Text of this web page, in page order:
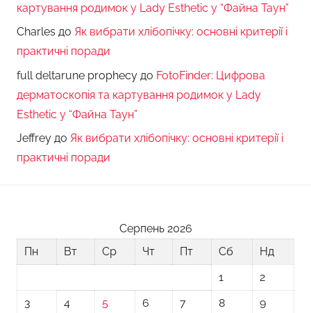
картування родимок у Lady Esthetic у “Файна Таун”
Charles до Як вибрати хлібопічку: основні критерії і
практичні поради
full deltarune prophecy до FotoFinder: Цифрова
дерматоскопія та картування родимок у Lady
Esthetic у “Файна Таун”
Jeffrey до Як вибрати хлібопічку: основні критерії і
практичні поради
Серпень 2026
Пн
Вт Ср Чт Пт Сб
Нд
1
2
3
4 5 6 7 8 9